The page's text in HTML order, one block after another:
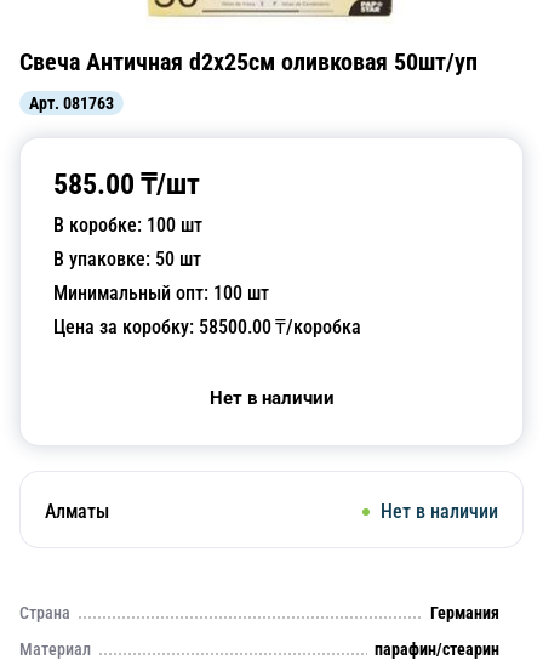
Свеча Античная d2х25см оливковая 50шт/уп
Арт. 081763
585.00 ₸/шт
В коробке: 100 шт
В упаковке: 50 шт
Минимальный опт: 100 шт
Цена за коробку: 58500.00₸/коробка
Нет в наличии
Алматы Нет в наличии
Страна
Германия
Материал
парафин/стеарин